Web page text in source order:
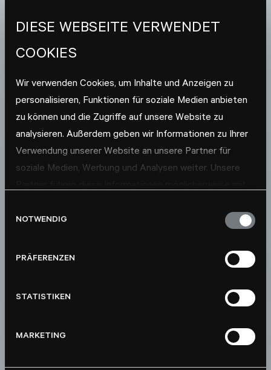
DIESE WEBSEITE VERWENDET
COOKIES
Wir verwenden Cookies, um Inhalte und Anzeigen zu
personalisieren, Funktionen für soziale Medien anbieten
zu können und die Zugriffe auf unsere Website zu
analysieren. Außerdem geben wir Informationen zu Ihrer
Verwendung unserer Website an unsere Partner für
soziale Medien, Werbung und Analysen weiter. Unsere
haben oder die sie im Rahmen Ihrer Nutzung der Dienste
NOTWENDIG
PRÄFERENZEN
STATISTIKEN
MARKETING